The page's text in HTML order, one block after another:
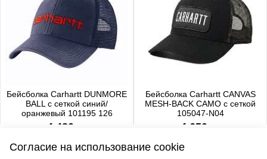
Бейсболка Carhartt DUNMORE
BALL с сеткой синий/
оранжевый 101195 126
4 480 р.
Бейсболка Carhartt CANVAS
MESH-BACK CAMO с сеткой
105047-N04
4 650 р.
Согласие на использование cookie